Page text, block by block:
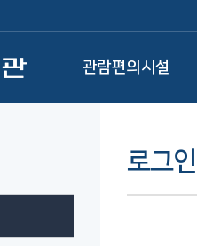
관람편의시설
로그인